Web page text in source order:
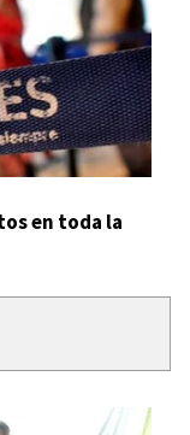
en toda la